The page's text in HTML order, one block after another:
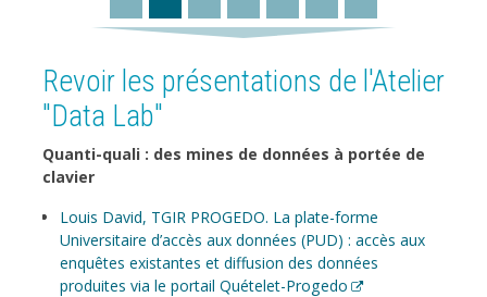
Revoir les présentations de l'Atelier
"Data Lab"
Quanti-quali : des mines de données à portée de
clavier
Louis David, TGIR PROGEDO. La plate-forme
Universitaire d’accès aux données (PUD) : accès aux
enquêtes existantes et diffusion des données
produites via le portail Quételet-Progedo